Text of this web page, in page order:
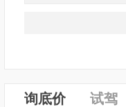
询底价 试驾